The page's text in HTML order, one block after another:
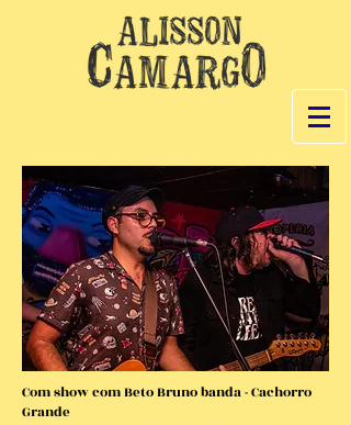
Com show com Beto Bruno banda - Cachorro
Grande